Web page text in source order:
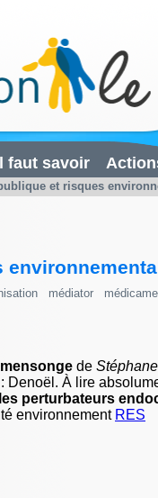
faut savoir
et risques
médiator
de
Denoël. À lire
perturbateurs
environnement RES